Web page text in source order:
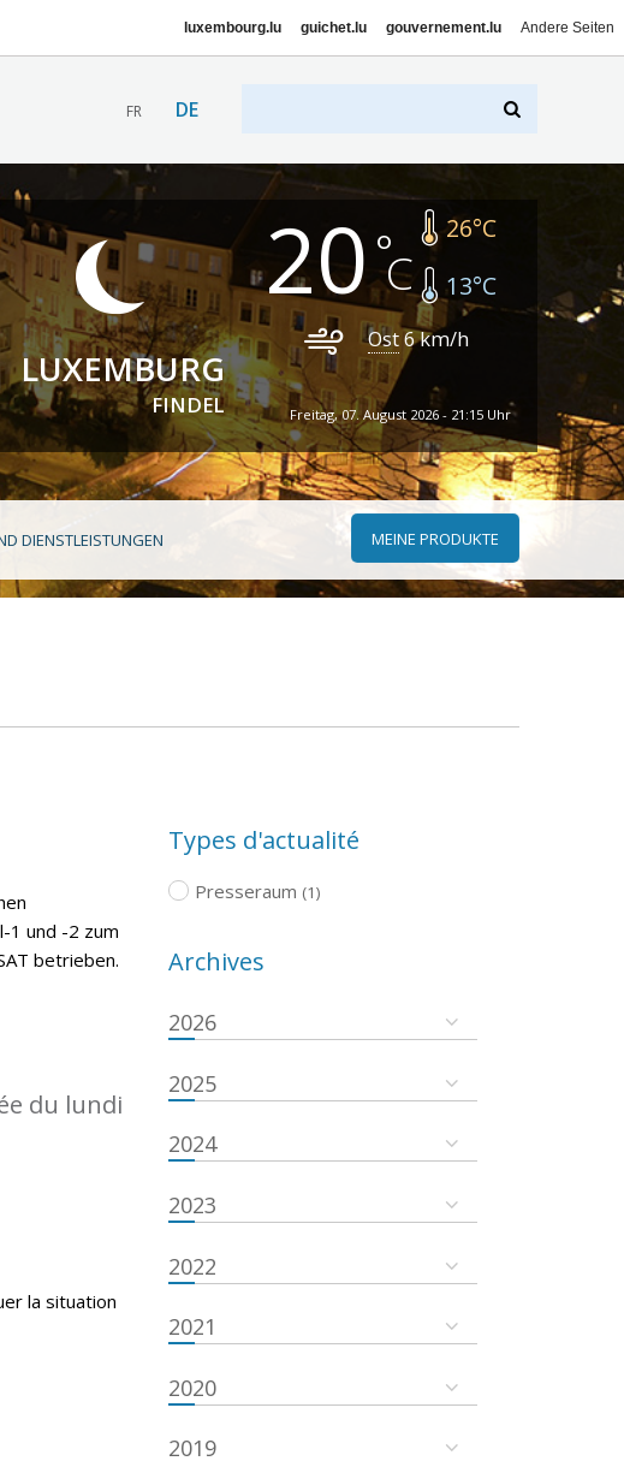
luxembourg.lu guichet.lu gouvernement.lu Andere Seiten
FR DE
LUXEMBURG
FINDEL
20 26°C
13°C
Ost6km/h
Freitag, 07. August 2026 - 21:15 Uhr
DIENSTLEISTUNGEN MEINE PRODUKTE
1 und -2 zum
betrieben.
du lundi
la situation
Types d'actualité
Presseraum (1)
Archives
2026
2025
2024
2023
2022
2021
2020
2019